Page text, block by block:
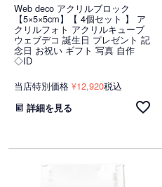
Web deco アクリルブロック
【5×5×5cm】【 4個セット 】 ア
クリルフォト アクリルキューブ
ウェブデコ 誕生日 プレゼント 記
念日 お祝い ギフト 写真 自作
◇ID
当店特別価格 ¥12,920税込
詳細を見る